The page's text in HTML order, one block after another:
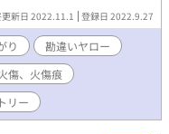
親の教えを愚直に守って
れる能力が自分にはある
とりでは難しく途中躓
アップする為の糧ぐら
ても、無理して無理し
調を崩し長期入院を余
まり、復帰後すぐに働
新日 2022.11.1 登録日 2022.9.27
り
勘違いヤロー
傷、火傷痕
リー